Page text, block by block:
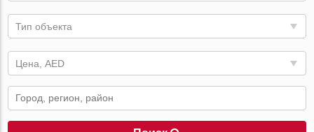
Тип объекта
Цена, AED